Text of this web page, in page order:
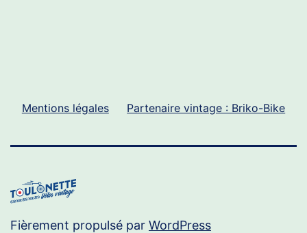
Mentions légales Partenaire vintage : Briko-Bike
Fièrement propulsé par WordPress